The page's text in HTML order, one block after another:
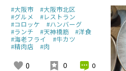
#大阪市 #大阪市北区
#グルメ #レストラン
#コロッケ #ハンバーグ
#ランチ #天神橋筋 #洋食
#海老フライ #牛カツ
#精肉店 #肉
0 0
0